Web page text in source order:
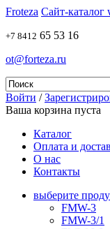
Froteza Сайт-каталог
+7 8412 65 53 16
ot@forteza.ru
Войти /
Ваша корзина пуста
Каталог
Оплата и
О нас
Контакты
выберите
FMW-3
FMW-3/1